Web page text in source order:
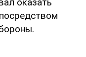
оказать